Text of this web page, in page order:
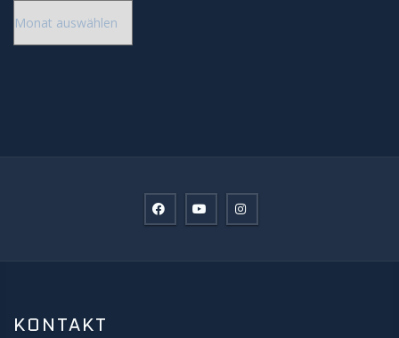
KONTAKT